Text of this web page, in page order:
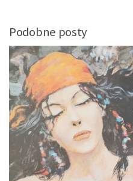
Podobne posty